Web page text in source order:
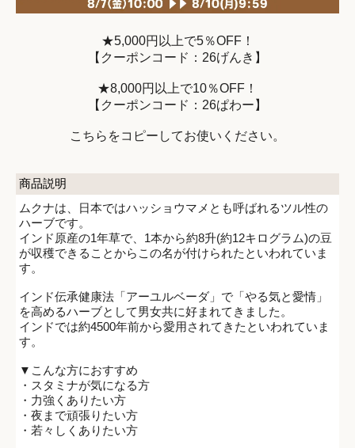
★5,000円以上で5％OFF！
【クーポンコード：26げんき】
★8,000円以上で10％OFF！
【クーポンコード：26ぱわー】
こちらをコピーしてお使いください。
商品説明
ムクナは、日本ではハッショウマメとも呼ばれるツル性の
ハーブです。
インド原産の1年草で、1本から約8升(約12キログラム)の豆
が収穫できることからこの名が付けられたといわれていま
す。
インド伝承健康法「アーユルベーダ」で「やる気と愛情」
を高めるハーブとして男女共に好まれてきました。
インドでは約4500年前から愛用されてきたといわれていま
す。
▼こんな方におすすめ
・スタミナが気になる方
・力強くありたい方
・夜まで頑張りたい方
・若々しくありたい方